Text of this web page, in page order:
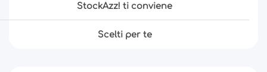
StockAzz! ti conviene
Scelti per te